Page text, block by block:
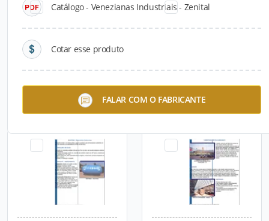
Catálogo - Venezianas Industriais - Zenital
Cotar esse produto
FALAR COM O FABRICANTE
Maxicaixa Zenital